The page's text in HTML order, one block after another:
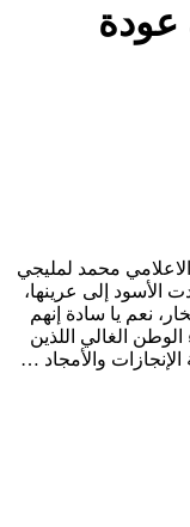
محمد لمليجي
الأسود إلى عرينها،
نعم يا سادة إنهم
الوطن الغالي اللذين
والأمجاد …